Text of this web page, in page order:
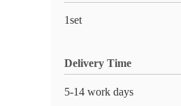
1set
Delivery Time
5-14 work days